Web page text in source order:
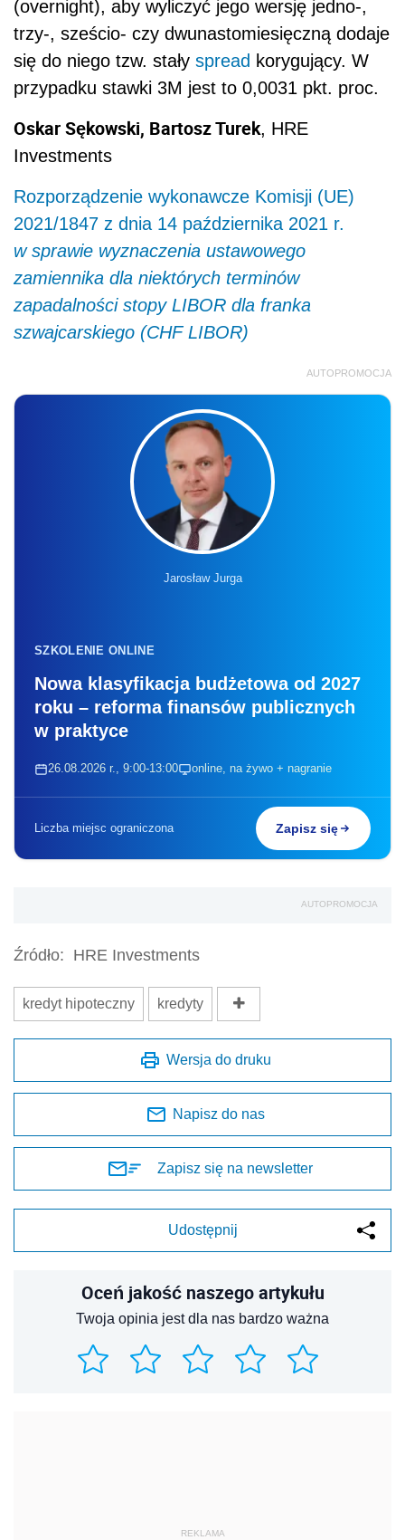
(overnight), aby wyliczyć jego wersję jedno-,
trzy-, sześcio- czy dwunastomiesięczną dodaje
się do niego tzw. stały spread korygujący. W
przypadku stawki 3M jest to 0,0031 pkt. proc.
Oskar Sękowski, Bartosz Turek, HRE
Investments
Rozporządzenie wykonawcze Komisji (UE)
2021/1847 z dnia 14 października 2021 r.
w sprawie wyznaczenia ustawowego
zamiennika dla niektórych terminów
zapadalności stopy LIBOR dla franka
szwajcarskiego (CHF LIBOR)
AUTOPROMOCJA
Jarosław Jurga
SZKOLENIE ONLINE
Nowa klasyfikacja budżetowa od 2027
roku – reforma finansów publicznych
w praktyce
26.08.2026 r., 9:00-13:00 online, na żywo + nagranie
Liczba miejsc ograniczona Zapisz się
AUTOPROMOCJA
Źródło: HRE Investments
kredyt hipoteczny kredyty
Wersja do druku
Napisz do nas
Zapisz się na newsletter
Udostępnij
Oceń jakość naszego artykułu
Twoja opinia jest dla nas bardzo ważna
REKLAMA